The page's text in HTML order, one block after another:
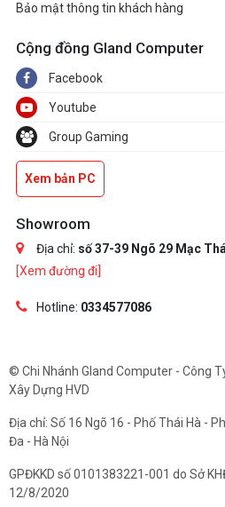
Bảo mật thông tin khách hàng
Cộng đồng Gland Computer
Facebook
Youtube
Group Gaming
Xem bản PC
Showroom
Địa chỉ: số 37-39 Ngõ 29 Mạc
[Xem đường đi]
Hotline: 0334577086
© Chi Nhánh Gland Computer - Công
Xây Dựng HVD
Địa chỉ: Số 16 Ngõ 16 - Phố Thái Hà -
Đa - Hà Nội
GPĐKKD số 0101383221-001 do Sở
12/8/2020